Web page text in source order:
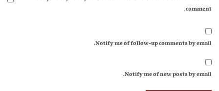
comment.
Notify me of follow-up comments by email.
Notify me of new posts by email.